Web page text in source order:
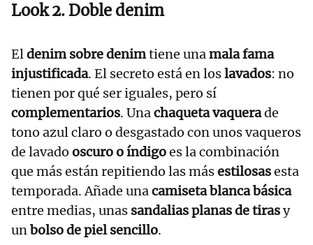
Look 2. Doble denim
Eldenim sobre denimtiene unamala fama
injustificada. El secreto está en loslavados: no
tienen por qué ser iguales, pero sí
complementarios. Unachaqueta vaquerade
tono azul claro o desgastado con unos vaqueros
de lavado oscuro o índigoes la combinación
que más están repitiendo las másestilosasesta
temporada. Añade unacamiseta blanca básica
entre medias, unas sandalias planas de tirasy
unbolso de piel sencillo.